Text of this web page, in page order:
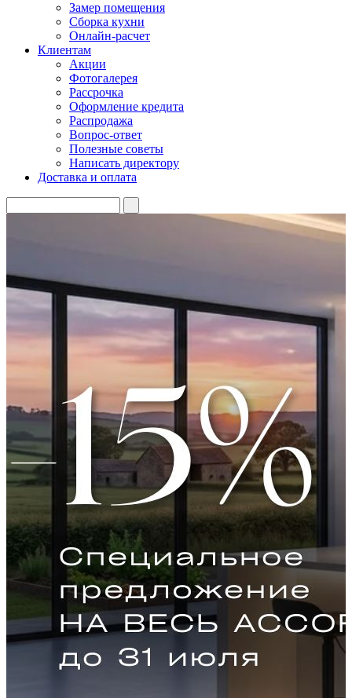
Замер помещения
Сборка кухни
Онлайн-расчет
Клиентам
Акции
Фотогалерея
Рассрочка
Оформление кредита
Распродажа
Вопрос-ответ
Полезные советы
Написать директору
Доставка и оплата